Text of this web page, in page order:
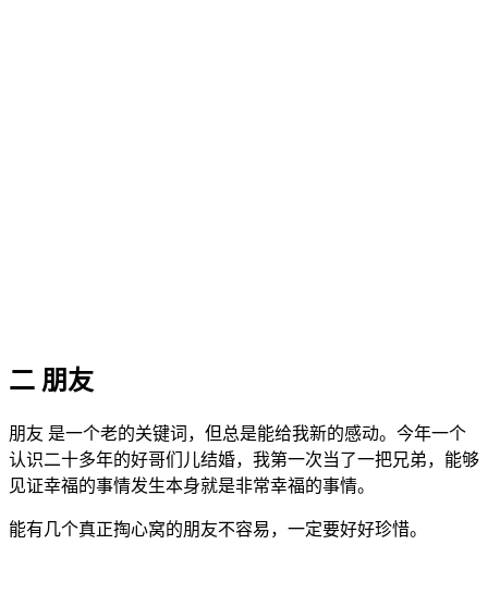
二 朋友
朋友 是一个老的关键词，但总是能给我新的感动。今年一个
认识二十多年的好哥们儿结婚，我第一次当了一把兄弟，能够
见证幸福的事情发生本身就是非常幸福的事情。
能有几个真正掏心窝的朋友不容易，一定要好好珍惜。